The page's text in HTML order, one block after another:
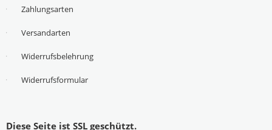
Zahlungsarten
Versandarten
Widerrufsbelehrung
Widerrufsformular
Diese Seite ist SSL geschützt.